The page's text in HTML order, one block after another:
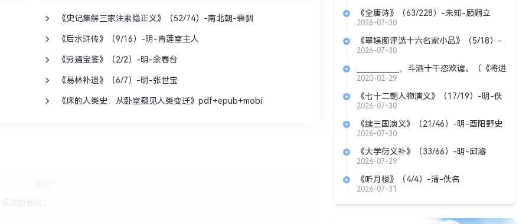
《史记集解三家注索隐正义》（52/74）-南北朝-裴骃
《后水浒传》（9/16）-明-青莲室主人
《穷通宝鉴》（2/2）-明-余春台
《易林补遗》（6/7）-明-张世宝
《床的人类史：从卧室窥见人类变迁》pdf+epub+mobi
《全唐诗》（63/228）-未知-顾嗣立
2026-07-30
《翠娱阁评选十六名家小品》（5/18）-
明-陆云龙
2026-07-30
____________，斗酒十千恣欢谑。（《将进
酒》 李白）
2020-02-29
《七十二朝人物演义》（17/19）-明-佚
名
2026-07-30
《续三国演义》（21/46）-明-酉阳野史
2026-07-30
《大学衍义补》（33/66）-明-邱濬
2026-07-29
《听月楼》（4/4）-清-佚名
2026-07-31